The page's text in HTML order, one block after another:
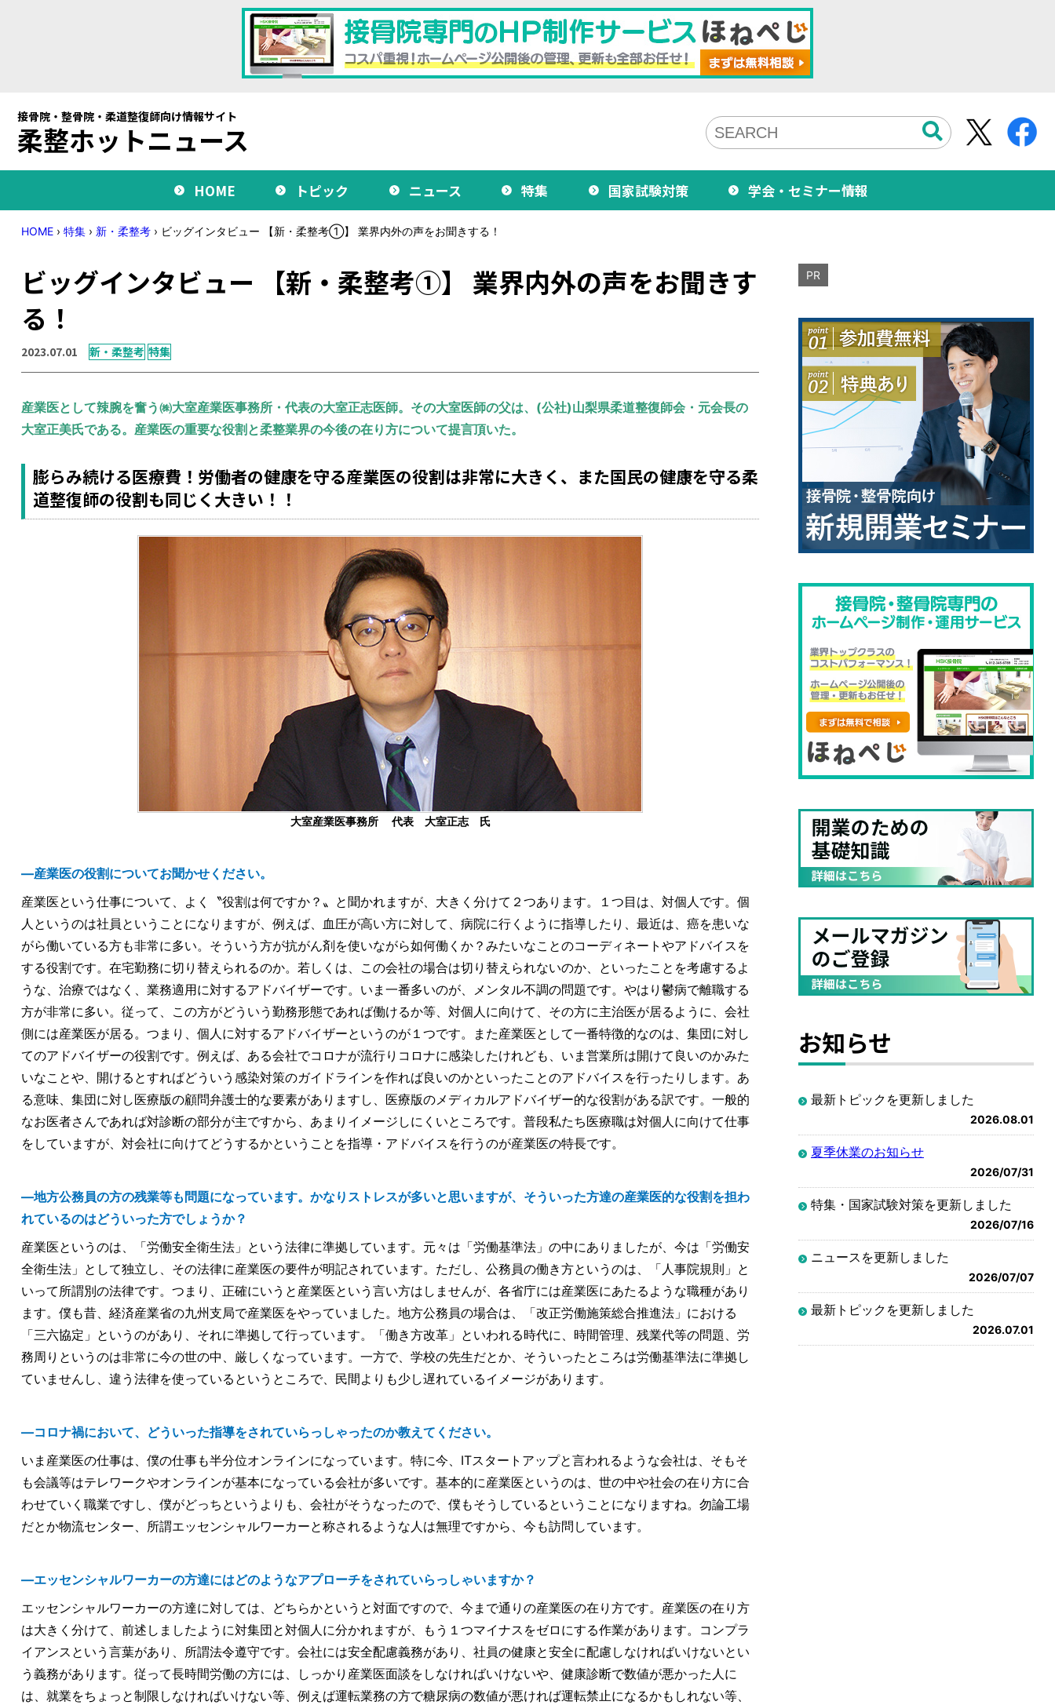
接骨院・整骨院・柔道整復師向け情報サイト
柔整ホットニュース
HOME トピック ニュース 特集 国家試験対策 学会・セミナー情報
HOME › 特集 › 新・柔整考 › ビッグインタビュー 【新・柔整考①】 業界内外の声をお聞きする！
ビッグインタビュー 【新・柔整考①】 業界内外の声をお聞きす
る！
2023.07.01 新・柔整考 特集
産業医として辣腕を奮う㈱大室産業医事務所・代表の大室正志医師。その大室医師の父は、(公社)山梨県柔道整復師会・元会長の
大室正美氏である。産業医の重要な役割と柔整業界の今後の在り方について提言頂いた。
膨らみ続ける医療費！労働者の健康を守る産業医の役割は非常に大きく、また国民の健康を守る柔
道整復師の役割も同じく大きい！！
大室産業医事務所 代表 大室正志 氏
―産業医の役割についてお聞かせください。
産業医という仕事について、よく〝役割は何ですか？〟と聞かれますが、大きく分けて２つあります。１つ目は、対個人です。個
人というのは社員ということになりますが、例えば、血圧が高い方に対して、病院に行くように指導したり、最近は、癌を患いな
がら働いている方も非常に多い。そういう方が抗がん剤を使いながら如何働くか？みたいなことのコーディネートやアドバイスを
する役割です。在宅勤務に切り替えられるのか。若しくは、この会社の場合は切り替えられないのか、といったことを考慮するよ
うな、治療ではなく、業務適用に対するアドバイザーです。いま一番多いのが、メンタル不調の問題です。やはり鬱病で離職する
方が非常に多い。従って、この方がどういう勤務形態であれば働けるか等、対個人に向けて、その方に主治医が居るように、会社
側には産業医が居る。つまり、個人に対するアドバイザーというのが１つです。また産業医として一番特徴的なのは、集団に対し
てのアドバイザーの役割です。例えば、ある会社でコロナが流行りコロナに感染したけれども、いま営業所は開けて良いのかみた
いなことや、開けるとすればどういう感染対策のガイドラインを作れば良いのかといったことのアドバイスを行ったりします。あ
る意味、集団に対し医療版の顧問弁護士的な要素がありますし、医療版のメディカルアドバイザー的な役割がある訳です。一般的
なお医者さんであれば対診断の部分が主ですから、あまりイメージしにくいところです。普段私たち医療職は対個人に向けて仕事
をしていますが、対会社に向けてどうするかということを指導・アドバイスを行うのが産業医の特長です。
―地方公務員の方の残業等も問題になっています。かなりストレスが多いと思いますが、そういった方達の産業医的な役割を担わ
れているのはどういった方でしょうか？
産業医というのは、「労働安全衛生法」という法律に準拠しています。元々は「労働基準法」の中にありましたが、今は「労働安
全衛生法」として独立し、その法律に産業医の要件が明記されています。ただし、公務員の働き方というのは、「人事院規則」と
いって所謂別の法律です。つまり、正確にいうと産業医という言い方はしませんが、各省庁には産業医にあたるような職種があり
ます。僕も昔、経済産業省の九州支局で産業医をやっていました。地方公務員の場合は、「改正労働施策総合推進法」における
「三六協定」というのがあり、それに準拠して行っています。「働き方改革」といわれる時代に、時間管理、残業代等の問題、労
務周りというのは非常に今の世の中、厳しくなっています。一方で、学校の先生だとか、そういったところは労働基準法に準拠し
ていませんし、違う法律を使っているというところで、民間よりも少し遅れているイメージがあります。
―コロナ禍において、どういった指導をされていらっしゃったのか教えてください。
いま産業医の仕事は、僕の仕事も半分位オンラインになっています。特に今、ITスタートアップと言われるような会社は、そもそ
も会議等はテレワークやオンラインが基本になっている会社が多いです。基本的に産業医というのは、世の中や社会の在り方に合
わせていく職業ですし、僕がどっちというよりも、会社がそうなったので、僕もそうしているということになりますね。勿論工場
だとか物流センター、所謂エッセンシャルワーカーと称されるような人は無理ですから、今も訪問しています。
―エッセンシャルワーカーの方達にはどのようなアプローチをされていらっしゃいますか？
エッセンシャルワーカーの方達に対しては、どちらかというと対面ですので、今まで通りの産業医の在り方です。産業医の在り方
は大きく分けて、前述しましたように対集団と対個人に分かれますが、もう１つマイナスをゼロにする作業があります。コンプラ
イアンスという言葉があり、所謂法令遵守です。会社には安全配慮義務があり、社員の健康と安全に配慮しなければいけないとい
う義務があります。従って長時間労働の方には、しっかり産業医面談をしなければいけないや、健康診断で数値が悪かった人に
は、就業をちょっと制限しなければいけない等、例えば運転業務の方で糖尿病の数値が悪ければ運転禁止になるかもしれない等、
PR
お知らせ
最新トピックを更新しました
2026.08.01
夏季休業のお知らせ
2026/07/31
特集・国家試験対策を更新しました
2026/07/16
ニュースを更新しました
2026/07/07
最新トピックを更新しました
2026.07.01